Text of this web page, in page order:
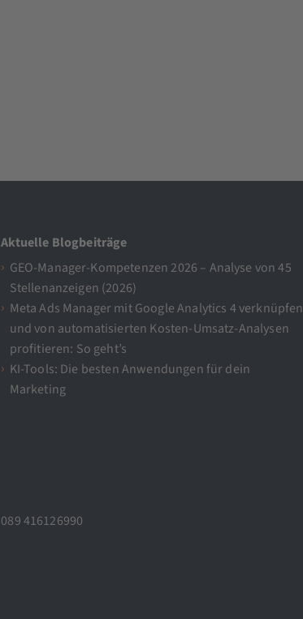
Aktuelle Blogbeiträge
GEO-Manager-Kompetenzen 2026 – Analyse von 45
Stellenanzeigen (2026)
Meta Ads Manager mit Google Analytics 4 verknüpfen
und von automatisierten Kosten-Umsatz-Analysen
profitieren: So geht’s
KI-Tools: Die besten Anwendungen für dein
Marketing
089 416126990